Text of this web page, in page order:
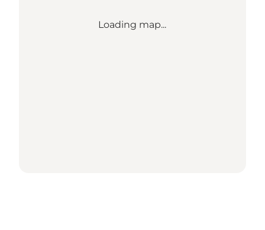
Loading map...